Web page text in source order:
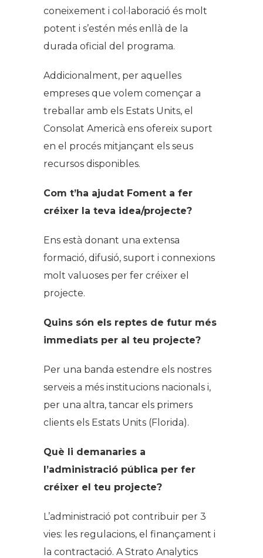
coneixement i col·laboració és molt
potent i s’estén més enllà de la
durada oficial del programa.
Addicionalment, per aquelles
empreses que volem començar a
treballar amb els Estats Units, el
Consolat Americà ens ofereix suport
en el procés mitjançant els seus
recursos disponibles.
Com t’ha ajudat Foment a fer
créixer la teva idea/projecte?
Ens està donant una extensa
formació, difusió, suport i connexions
molt valuoses per fer créixer el
projecte.
Quins són els reptes de futur més
immediats per al teu projecte?
Per una banda estendre els nostres
serveis a més institucions nacionals i,
per una altra, tancar els primers
clients els Estats Units (Florida).
Què li demanaries a
l’administració pública per fer
créixer el teu projecte?
L’administració pot contribuir per 3
vies: les regulacions, el finançament i
la contractació. A Strato Analytics